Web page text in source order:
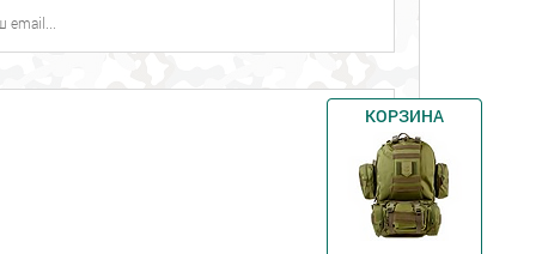
КОРЗИНА